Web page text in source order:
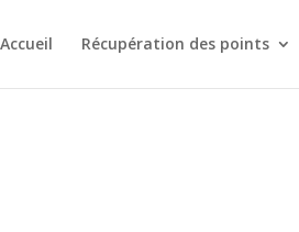
Accueil Récupération des points